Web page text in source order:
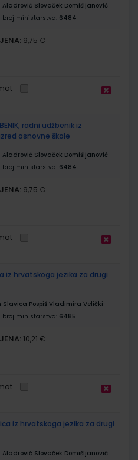
Slovaček Domišljanović
broj ministarstva: 6484
9,75 €
radni udžbenik iz
osnovne škole
Slovaček Domišljanović
broj ministarstva: 6484
9,75 €
iz hrvatskoga jezika za drugi
Pospiš Vladimira Velički
broj ministarstva: 6485
10,21 €
iz hrvatskoga jezika za drugi
Slovaček Domišljanović